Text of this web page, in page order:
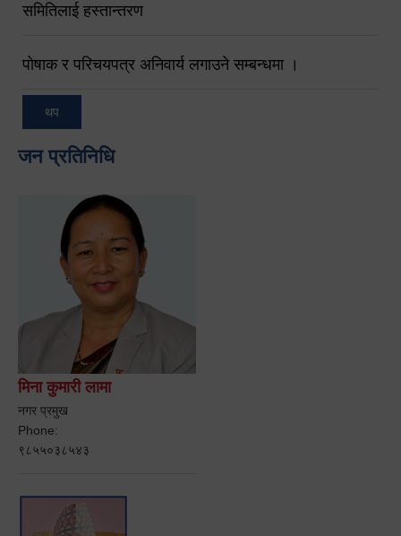
समितिलाई हस्तान्तरण
पोषाक र परिचयपत्र अनिवार्य लगाउने सम्बन्धमा ।
थप
जन प्रतिनिधि
मिना कुमारी लामा
नगर प्रमुख
Phone:
९८५५०३८५४३